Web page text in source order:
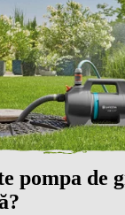
pompa de